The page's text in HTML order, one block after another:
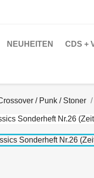
NEUHEITEN CDS +
/ Punk / Stoner